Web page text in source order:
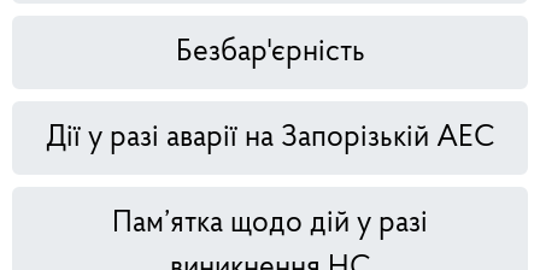
Безбар'єрність
Дії у разі аварії на Запорізькій АЕС
Пам’ятка щодо дій у разі